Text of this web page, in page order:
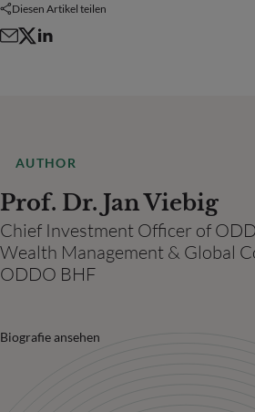
Diesen Artikel teilen
AUTHOR
Prof. Dr. Jan Viebig
Chief Investment Officer of
Wealth Management & Global
ODDO BHF
Biografie ansehen